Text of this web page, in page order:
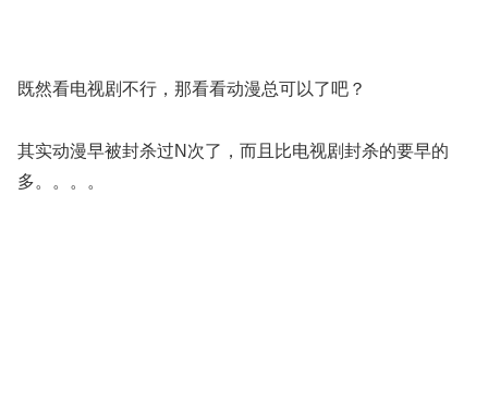
既然看电视剧不行，那看看动漫总可以了吧？
其实动漫早被封杀过N次了，而且比电视剧封杀的要早的
多。。。。